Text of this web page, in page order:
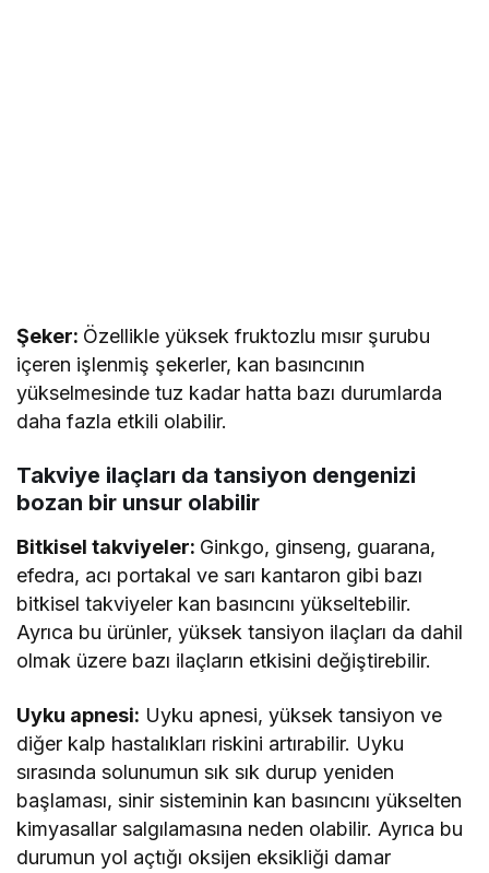
Şeker: Özellikle yüksek fruktozlu mısır şurubu
içeren işlenmiş şekerler, kan basıncının
yükselmesinde tuz kadar hatta bazı durumlarda
daha fazla etkili olabilir.
Takviye ilaçları da tansiyon dengenizi
bozan bir unsur olabilir
Bitkisel takviyeler: Ginkgo, ginseng, guarana,
efedra, acı portakal ve sarı kantaron gibi bazı
bitkisel takviyeler kan basıncını yükseltebilir.
Ayrıca bu ürünler, yüksek tansiyon ilaçları da dahil
olmak üzere bazı ilaçların etkisini değiştirebilir.
Uyku apnesi: Uyku apnesi, yüksek tansiyon ve
diğer kalp hastalıkları riskini artırabilir. Uyku
sırasında solunumun sık sık durup yeniden
başlaması, sinir sisteminin kan basıncını yükselten
kimyasallar salgılamasına neden olabilir. Ayrıca bu
durumun yol açtığı oksijen eksikliği damar